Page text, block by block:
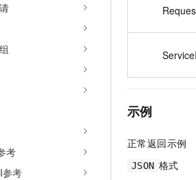
考
考
示例
正常返回示例
JSON 格式